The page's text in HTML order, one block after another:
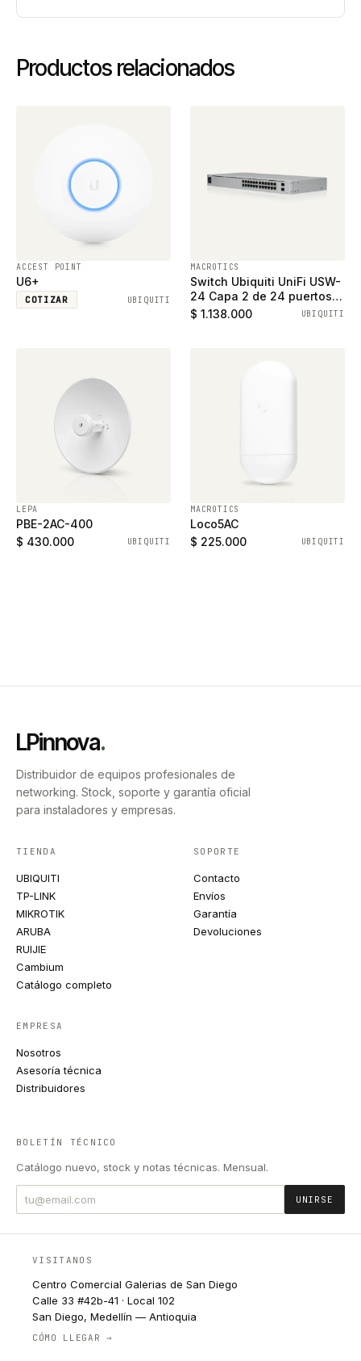
Productos relacionados
ACCEST POINT
U6+
COTIZAR UBIQUITI
MACROTICS
Switch Ubiquiti UniFi USW-
24 Capa 2 de 24 puertos
ethernet gigabit y 2
$ 1.138.000 UBIQUITI
LEPA
PBE-2AC-400
$ 430.000
UBIQUITI
MACROTICS
Loco5AC
$ 225.000
UBIQUITI
LPinnova.
Distribuidor de equipos profesionales de
networking. Stock, soporte y garantía oficial
para instaladores y empresas.
TIENDA
UBIQUITI
TP-LINK
MIKROTIK
ARUBA
RUIJIE
Cambium
Catálogo completo
SOPORTE
Contacto
Envíos
Garantía
Devoluciones
EMPRESA
Nosotros
Asesoría técnica
Distribuidores
BOLETÍN TÉCNICO
Catálogo nuevo, stock y notas técnicas. Mensual.
UNIRSE
VISITANOS
Centro Comercial Galerias de San Diego
Calle 33 #42b-41 · Local 102
San Diego, Medellín — Antioquia
CÓMO LLEGAR →